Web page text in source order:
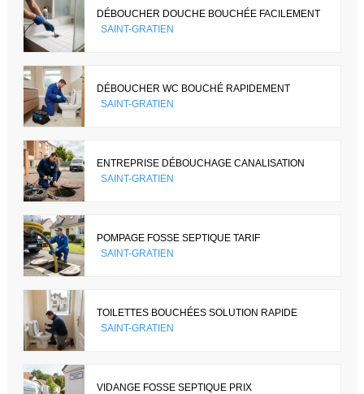
DÉBOUCHER DOUCHE BOUCHÉE FACILEMENT
SAINT-GRATIEN
DÉBOUCHER WC BOUCHÉ RAPIDEMENT
SAINT-GRATIEN
ENTREPRISE DÉBOUCHAGE CANALISATION
SAINT-GRATIEN
POMPAGE FOSSE SEPTIQUE TARIF
SAINT-GRATIEN
TOILETTES BOUCHÉES SOLUTION RAPIDE
SAINT-GRATIEN
VIDANGE FOSSE SEPTIQUE PRIX